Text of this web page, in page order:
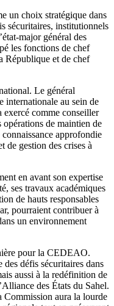
un choix stratégique dans
sécuritaires, institutionnels
major général des
les fonctions de chef
République et de chef
Le général
internationale au sein de
comme conseiller
opérations de maintien de
approfondie
de gestion des crises à
en avant son expertise
ses travaux académiques
de hauts responsables
pourraient contribuer à
un environnement
pour la CEDEAO.
défis sécuritaires dans
aussi à la redéfinition de
des États du Sahel.
Commission aura la lourde